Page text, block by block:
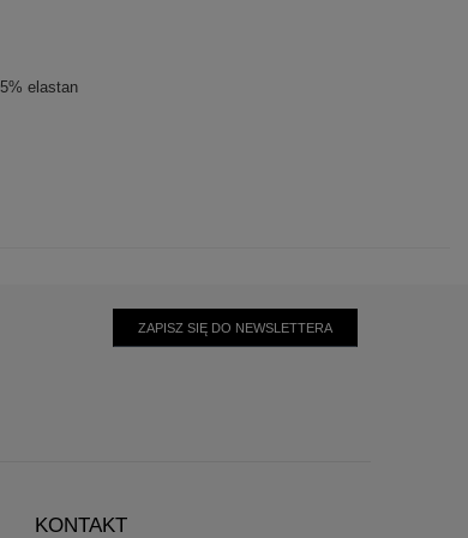
5% elastan
ZAPISZ SIĘ DO NEWSLETTERA
KONTAKT